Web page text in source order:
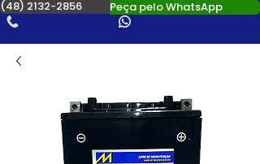
(48) 2132-2856 Peça pelo WhatsApp